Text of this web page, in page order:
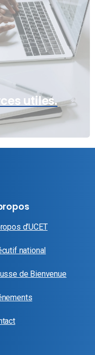
utiles.
d’UCET
national
de Bienvenue